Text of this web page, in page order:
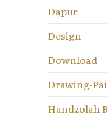
Dapur
Design
Download
Drawing-
Handzolah